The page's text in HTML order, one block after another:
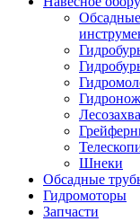
Шнеки
Обсадные
Гидромоторы
Запчасти